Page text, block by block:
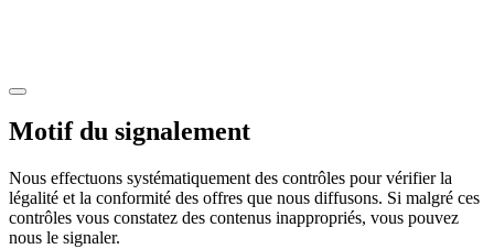
Motif du signalement
Nous effectuons systématiquement des contrôles pour vérifier la
légalité et la conformité des offres que nous diffusons. Si malgré ces
contrôles vous constatez des contenus inappropriés, vous pouvez
nous le signaler.